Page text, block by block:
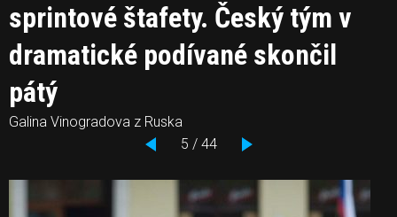
sprintové štafety. Český tým v
dramatické podívané skončil
pátý
Galina Vinogradova z Ruska
5 / 44